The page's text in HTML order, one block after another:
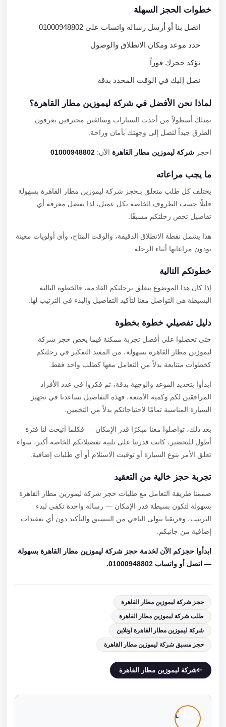
خطوات الحجز السهلة
اتصل بنا أو أرسل رسالة واتساب على 01000948802
حدد موعد ومكان الانطلاق والوصول
نؤكد حجزك فوراً
نصل إليك في الوقت المحدد بدقة
لماذا نحن الأفضل في شركة ليموزين مطار القاهرة؟
نمتلك أسطولاً من أحدث السيارات وسائقين محترفين يعرفون
الطرق جيداً لتصل إلى وجهتك بأمان وراحة.
احجزشركة ليموزين مطار القاهرةالآن:01000948802
ما يجب مراعاته
يختلف كل طلب متعلق بـحجز شركة ليموزين مطار القاهرة بسهولة
قليلًا حسب الظروف الخاصة بكل عميل، لذا نفضل معرفة أي
تفاصيل تخص رحلتكم مسبقًا.
هذا يشمل نقطة الانطلاق الدقيقة، والوقت المتاح، وأي أولويات معينة
تودون مراعاتها أثناء الرحلة.
خطوتكم التالية
إذا كان هذا الموضوع يتعلق برحلتكم القادمة، فالخطوة التالية
البسيطة هي التواصل معنا لتأكيد التفاصيل والبدء في الترتيب لها.
دليل تفصيلي خطوة بخطوة
حتى تحصلوا على أفضل تجربة ممكنة فيما يخص حجز شركة
ليموزين مطار القاهرة بسهولة، من المفيد التفكير في رحلتكم
كخطوات متتابعة بدلاً من التعامل معها كطلب واحد فقط.
ابدأوا بتحديد الموعد والوجهة بدقة، ثم فكروا في عدد الأفراد
المرافقين لكم وكمية الأمتعة، فهذه التفاصيل تساعدنا في تجهيز
السيارة المناسبة تمامًا لاحتياجاتكم بدلاً من التخمين.
بعد ذلك، تواصلوا معنا مبكرًا قدر الإمكان — فكلما أتيحت لنا فترة
أطول للتحضير، كانت قدرتنا على تلبية تفضيلاتكم الخاصة أكبر، سواء
تعلق الأمر بنوع السيارة أو توقيت الاستلام أو أي طلبات إضافية.
تجربة حجز خالية من التعقيد
صممنا طريقة التعامل مع طلبات حجز شركة ليموزين مطار القاهرة
بسهولة لتكون بسيطة قدر الإمكان — رسالة واحدة تكفي لبدء
الترتيب، وفريقنا يتولى الباقي من التنسيق والتأكيد دون أي تعقيدات
إضافية من جانبكم.
ابدأوا حجزكم الآن لخدمة حجز شركة ليموزين مطار القاهرة بسهولة
— اتصل أو واتساب 01000948802.
حجز شركة ليموزين مطار القاهرة
طلب شركة ليموزين مطار القاهرة
شركة ليموزين مطار القاهرة اونلاين
حجز مسبق شركة ليموزين مطار القاهرة
شركة ليموزين مطار القاهرة